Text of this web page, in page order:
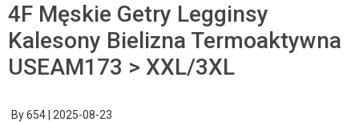
4F Męskie Getry Legginsy
Kalesony Bielizna Termoaktywna
USEAM173 > XXL/3XL
By654 2025-08-23